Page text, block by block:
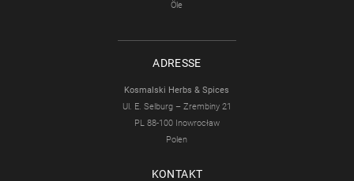
Öle
ADRESSE
Kosmalski Herbs & Spices
Ul. E. Selburg – Zrembiny 21
PL 88-100 Inowrocław
Polen
KONTAKT